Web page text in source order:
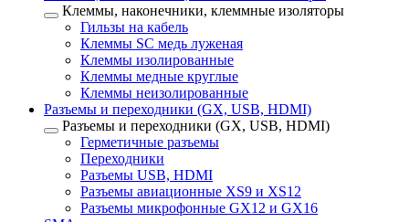
Клеммы, наконечники, клеммные изоляторы
Гильзы на кабель
Клеммы SC медь луженая
Клеммы изолированные
Клеммы медные круглые
Клеммы неизолированные
Разъемы и переходники (GX, USB, HDMI)
Разъемы и переходники (GX, USB, HDMI)
Герметичные разъемы
Переходники
Разъемы USB, HDMI
Разъемы авиационные XS9 и XS12
Разъемы микрофонные GX12 и GX16